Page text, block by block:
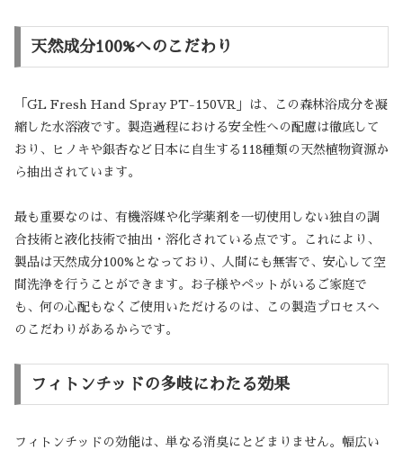
天然成分100%へのこだわり
「GL Fresh Hand Spray PT-150VR」は、この森林浴成分を凝
縮した水溶液です。製造過程における安全性への配慮は徹底して
おり、ヒノキや銀杏など日本に自生する118種類の天然植物資源か
ら抽出されています。
最も重要なのは、有機溶媒や化学薬剤を一切使用しない独自の調
合技術と液化技術で抽出・溶化されている点です。これにより、
製品は天然成分100%となっており、人間にも無害で、安心して空
間洗浄を行うことができます。お子様やペットがいるご家庭で
も、何の心配もなくご使用いただけるのは、この製造プロセスへ
のこだわりがあるからです。
フィトンチッドの多岐にわたる効果
フィトンチッドの効能は、単なる消臭にとどまりません。幅広い